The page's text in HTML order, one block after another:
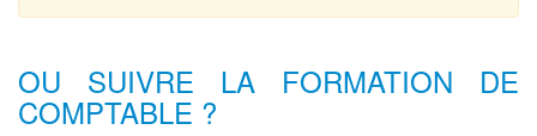
OU SUIVRE LA FORMATION DE
COMPTABLE ?